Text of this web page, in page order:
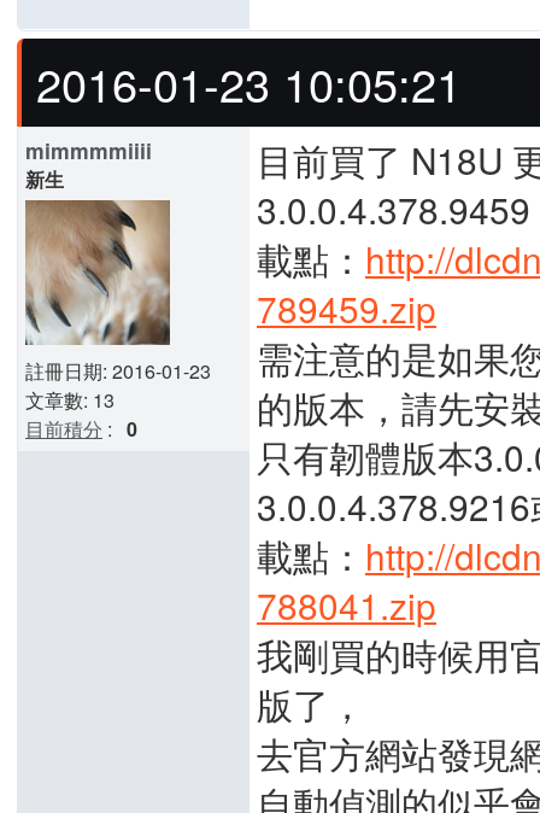
2016-01-23 10:05:21
mimmmmiiii
新生
註冊日期: 2016-01-23
文章數: 13
目前積分 : 0
目前買了 N18U
載點： http://
789459.zip
需注意的是如果
的版本，請先安
只有韌體版本
載點： http://
788041.zip
我剛買的時候用
版了，
去官方網站發現
自動偵測的似乎